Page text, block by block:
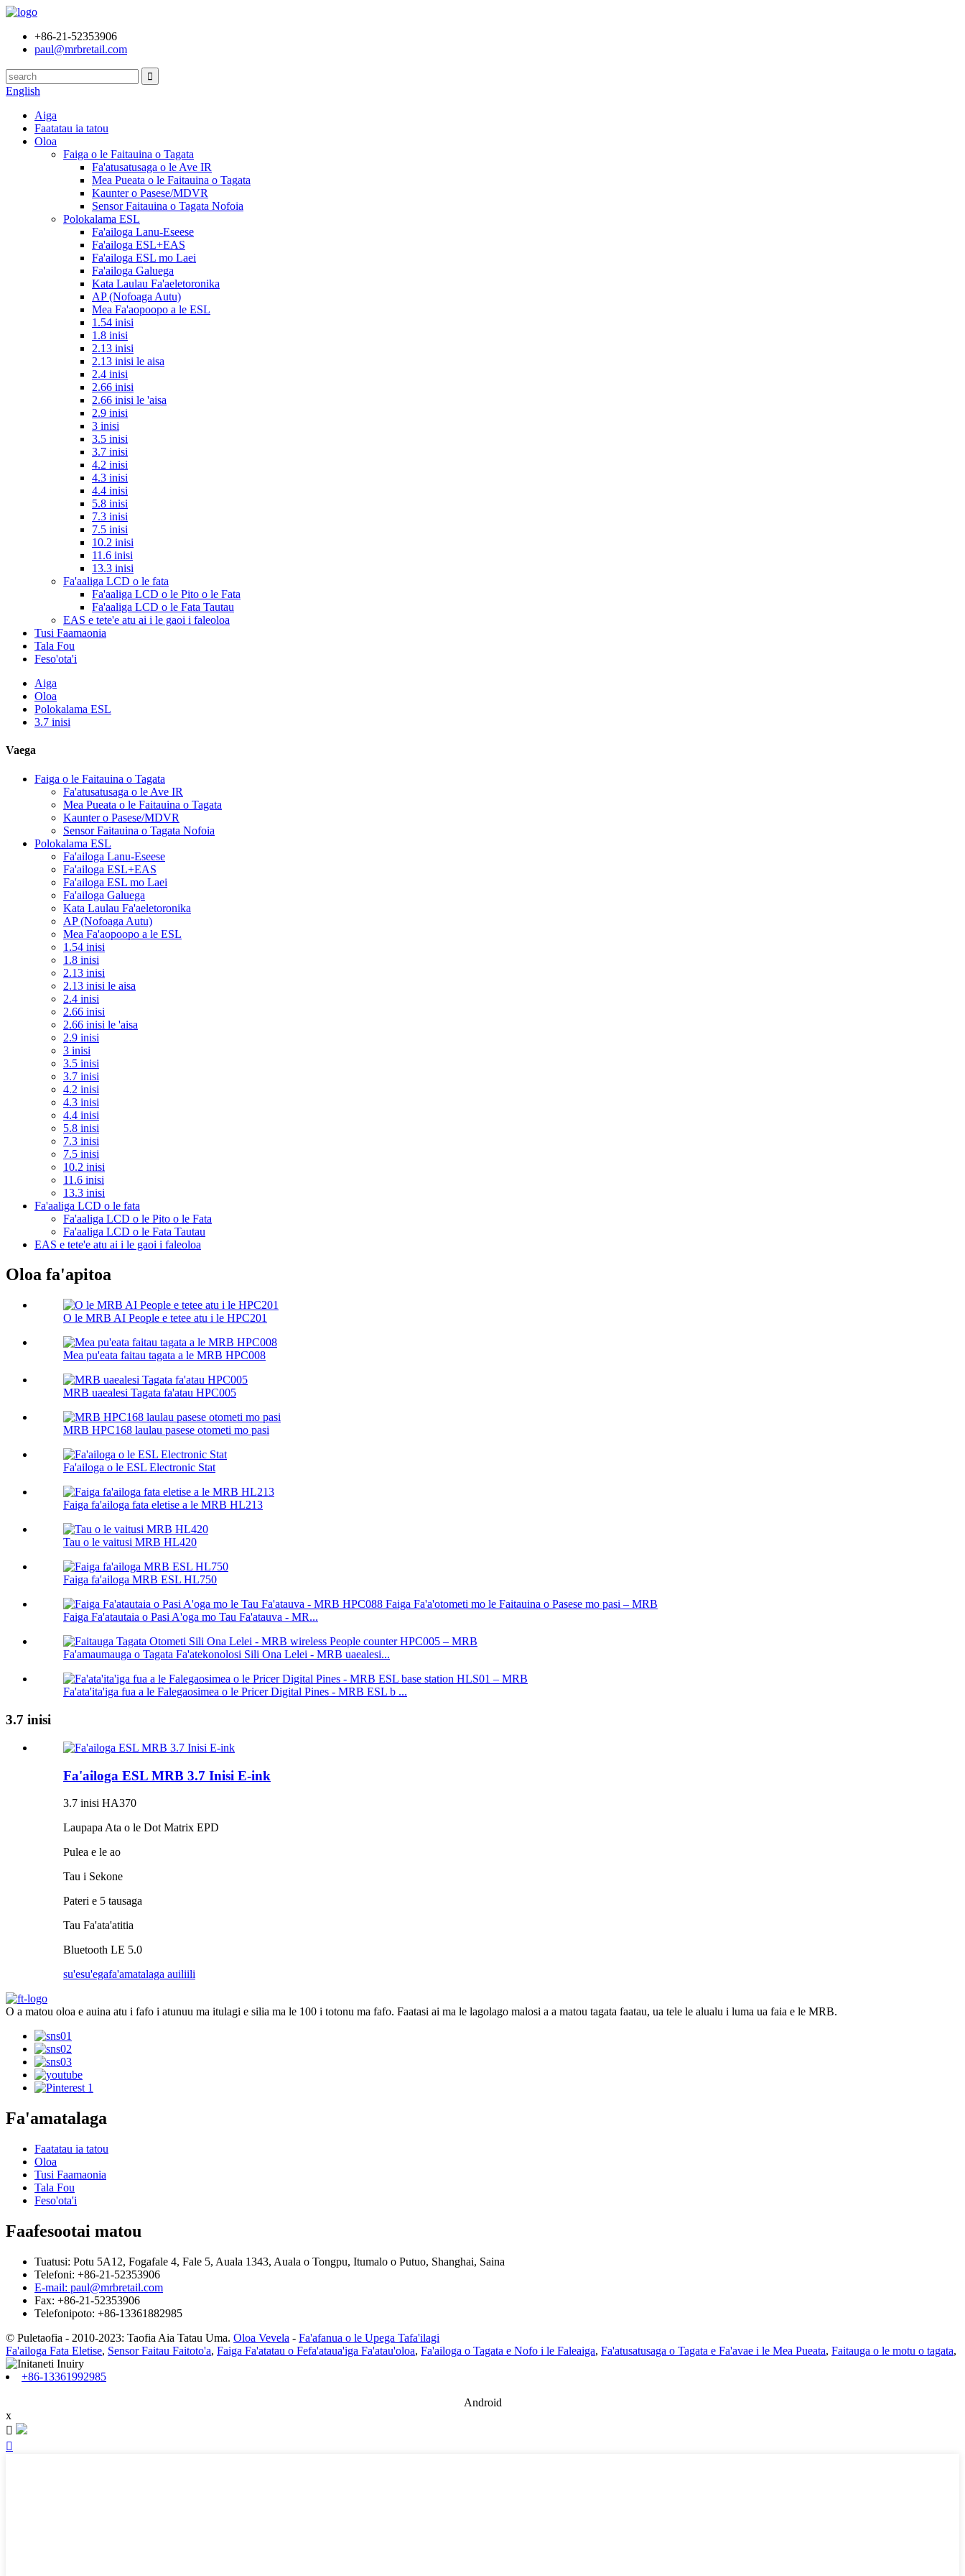
+86-21-52353906
paul@mrbretail.com
English
Aiga
Faatatau ia tatou
Oloa
Faiga o le Faitauina o Tagata
Fa'atusatusaga o le Ave IR
Mea Pueata o le Faitauina o Tagata
Kaunter o Pasese/MDVR
Sensor Faitauina o Tagata Nofoia
Polokalama ESL
Fa'ailoga Lanu-Eseese
Fa'ailoga ESL+EAS
Fa'ailoga ESL mo Laei
Fa'ailoga Galuega
Kata Laulau Fa'aeletoronika
AP (Nofoaga Autu)
Mea Fa'aopoopo a le ESL
1.54 inisi
1.8 inisi
2.13 inisi
2.13 inisi le aisa
2.4 inisi
2.66 inisi
2.66 inisi le 'aisa
2.9 inisi
3 inisi
3.5 inisi
3.7 inisi
4.2 inisi
4.3 inisi
4.4 inisi
5.8 inisi
7.3 inisi
7.5 inisi
10.2 inisi
11.6 inisi
13.3 inisi
Fa'aaliga LCD o le fata
Fa'aaliga LCD o le Pito o le Fata
Fa'aaliga LCD o le Fata Tautau
EAS e tete'e atu ai i le gaoi i faleoloa
Tusi Faamaonia
Tala Fou
Feso'ota'i
Aiga
Oloa
Polokalama ESL
3.7 inisi
Vaega
Faiga o le Faitauina o Tagata
Fa'atusatusaga o le Ave IR
Mea Pueata o le Faitauina o Tagata
Kaunter o Pasese/MDVR
Sensor Faitauina o Tagata Nofoia
Polokalama ESL
Fa'ailoga Lanu-Eseese
Fa'ailoga ESL+EAS
Fa'ailoga ESL mo Laei
Fa'ailoga Galuega
Kata Laulau Fa'aeletoronika
AP (Nofoaga Autu)
Mea Fa'aopoopo a le ESL
1.54 inisi
1.8 inisi
2.13 inisi
2.13 inisi le aisa
2.4 inisi
2.66 inisi
2.66 inisi le 'aisa
2.9 inisi
3 inisi
3.5 inisi
3.7 inisi
4.2 inisi
4.3 inisi
4.4 inisi
5.8 inisi
7.3 inisi
7.5 inisi
10.2 inisi
11.6 inisi
13.3 inisi
Fa'aaliga LCD o le fata
Fa'aaliga LCD o le Pito o le Fata
Fa'aaliga LCD o le Fata Tautau
EAS e tete'e atu ai i le gaoi i faleoloa
Oloa fa'apitoa
O le MRB AI People e tetee atu i le HPC201
Mea pu'eata faitau tagata a le MRB HPC008
MRB uaealesi Tagata fa'atau HPC005
MRB HPC168 laulau pasese otometi mo pasi
Fa'ailoga o le ESL Electronic Stat
Faiga fa'ailoga fata eletise a le MRB HL213
Tau o le vaitusi MRB HL420
Faiga fa'ailoga MRB ESL HL750
Faiga Fa'atautaia o Pasi A'oga mo Tau Fa'atauva - MR...
Fa'amaumauga o Tagata Fa'atekonolosi Sili Ona Lelei - MRB uaealesi...
Fa'ata'ita'iga fua a le Falegaosimea o le Pricer Digital Pines - MRB ESL b ...
3.7 inisi
Fa'ailoga ESL MRB 3.7 Inisi E-ink
3.7 inisi HA370
Laupapa Ata o le Dot Matrix EPD
Pulea e le ao
Tau i Sekone
Pateri e 5 tausaga
Tau Fa'ata'atitia
Bluetooth LE 5.0
su'esu'egafa'amatalaga auiliili
O a matou oloa e auina atu i fafo i atunuu ma itulagi e silia ma le 100 i totonu ma fafo. Faatasi ai ma le lagolago malosi a a matou tagata faatau, ua tele le alualu i luma ua faia e le MRB.
Fa'amatalaga
Faatatau ia tatou
Oloa
Tusi Faamaonia
Tala Fou
Feso'ota'i
Faafesootai matou
Tuatusi: Potu 5A12, Fogafale 4, Fale 5, Auala 1343, Auala o Tongpu, Itumalo o Putuo, Shanghai, Saina
Telefoni: +86-21-52353906
E-mail: paul@mrbretail.com
Fax: +86-21-52353906
Telefonipoto: +86-13361882985
© Puletaofia - 2010-2023: Taofia Aia Tatau Uma. Oloa Vevela - Fa'afanua o le Upega Tafa'ilagi
Fa'ailoga Fata Eletise, Sensor Faitau Faitoto'a, Faiga Fa'atatau o Fefa'ataua'iga Fa'atau'oloa, Fa'ailoga o Tagata e Nofo i le Faleaiga, Fa'atusatusaga o Tagata e Fa'avae i le Mea Pueata, Faitauga o le motu o tagata,
+86-13361992985
Android
x

